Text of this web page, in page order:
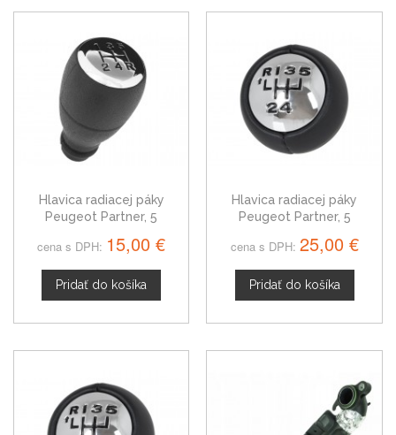
Hlavica radiacej páky
Peugeot Partner, 5
cena s DPH: 15,00 €
Pridať do košíka
Hlavica radiacej páky
Peugeot Partner, 5
čierna schéma
cena s DPH: 25,00 €
Pridať do košíka